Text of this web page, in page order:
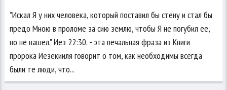
"Искал Я у них человека, который поставил бы стену и стал бы
предо Мною в проломе за сию землю, чтобы Я не погубил ее,
но не нашел." Иез 22:30. - эта печальная фраза из Книги
пророка Иезекииля говорит о том, как необходимы всегда
были те люди, что...